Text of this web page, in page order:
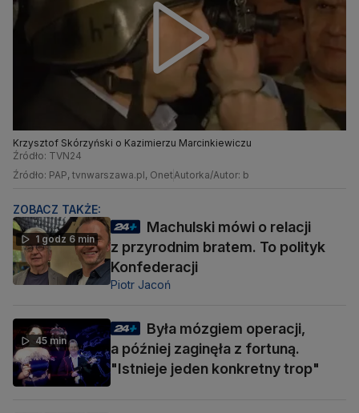
Krzysztof Skórzyński o Kazimierzu Marcinkiewiczu
Źródło: TVN24
Źródło: PAP, tvnwarszawa.pl, OnetAutorka/Autor: b
ZOBACZ TAKŻE:
1 godz 6 min
Machulski mówi o relacji
z przyrodnim bratem. To polityk
Konfederacji
Piotr Jacoń
45 min
Była mózgiem operacji,
a później zaginęła z fortuną.
"Istnieje jeden konkretny trop"